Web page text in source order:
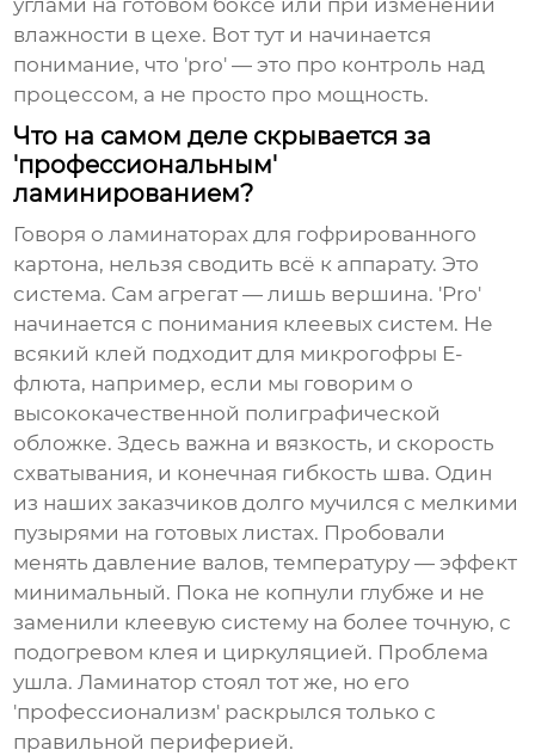
углами на готовом боксе или при изменении
влажности в цехе. Вот тут и начинается
понимание, что 'pro' — это про контроль над
процессом, а не просто про мощность.
Что на самом деле скрывается за
'профессиональным'
ламинированием?
Говоря о ламинаторах для гофрированного
картона, нельзя сводить всё к аппарату. Это
система. Сам агрегат — лишь вершина. 'Pro'
начинается с понимания клеевых систем. Не
всякий клей подходит для микрогофры Е-
флюта, например, если мы говорим о
высококачественной полиграфической
обложке. Здесь важна и вязкость, и скорость
схватывания, и конечная гибкость шва. Один
из наших заказчиков долго мучился с мелкими
пузырями на готовых листах. Пробовали
менять давление валов, температуру — эффект
минимальный. Пока не копнули глубже и не
заменили клеевую систему на более точную, с
подогревом клея и циркуляцией. Проблема
ушла. Ламинатор стоял тот же, но его
'профессионализм' раскрылся только с
правильной периферией.